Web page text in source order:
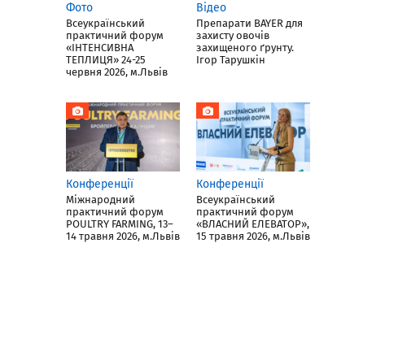
Фото
Всеукраїнський
практичний форум
«ІНТЕНСИВНА
ТЕПЛИЦЯ» 24-25
червня 2026, м.Львів
Відео
Препарати BAYER для
захисту овочів
захищеного ґрунту.
Ігор Тарушкін
Конференції
Міжнародний
практичний форум
POULTRY FARMING, 13–
14 травня 2026, м.Львів
Конференції
Всеукраїнський
практичний форум
«ВЛАСНИЙ ЕЛЕВАТОР»,
15 травня 2026, м.Львів